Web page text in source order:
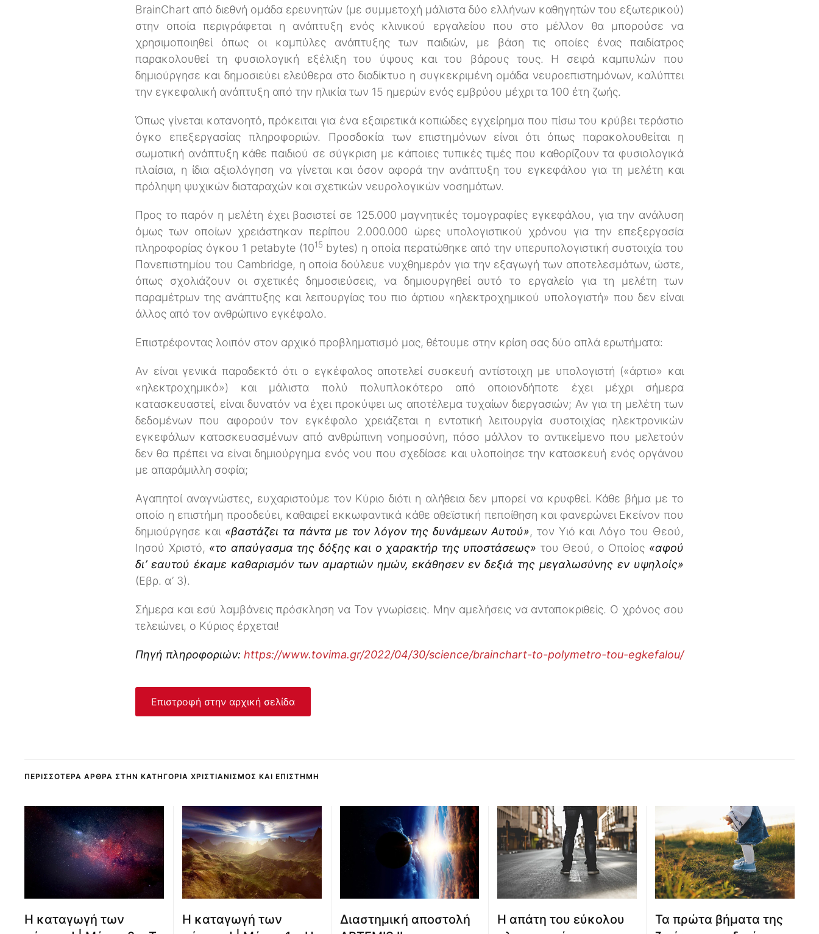
BrainChart από διεθνή ομάδα ερευνητών (με συμμετοχή μάλιστα δύο ελλήνων καθηγητών του εξωτερικού)
στην οποία περιγράφεται η ανάπτυξη ενός κλινικού εργαλείου που στο μέλλον θα μπορούσε να
χρησιμοποιηθεί όπως οι καμπύλες ανάπτυξης των παιδιών, με βάση τις οποίες ένας παιδίατρος
παρακολουθεί τη φυσιολογική εξέλιξη του ύψους και του βάρους τους. Η σειρά καμπυλών που
δημιούργησε και δημοσιεύει ελεύθερα στο διαδίκτυο η συγκεκριμένη ομάδα νευροεπιστημόνων, καλύπτει
την εγκεφαλική ανάπτυξη από την ηλικία των 15 ημερών ενός εμβρύου μέχρι τα 100 έτη ζωής.
Όπως γίνεται κατανοητό, πρόκειται για ένα εξαιρετικά κοπιώδες εγχείρημα που πίσω του κρύβει τεράστιο
όγκο επεξεργασίας πληροφοριών. Προσδοκία των επιστημόνων είναι ότι όπως παρακολουθείται η
σωματική ανάπτυξη κάθε παιδιού σε σύγκριση με κάποιες τυπικές τιμές που καθορίζουν τα φυσιολογικά
πλαίσια, η ίδια αξιολόγηση να γίνεται και όσον αφορά την ανάπτυξη του εγκεφάλου για τη μελέτη και
πρόληψη ψυχικών διαταραχών και σχετικών νευρολογικών νοσημάτων.
Προς το παρόν η μελέτη έχει βασιστεί σε 125.000 μαγνητικές τομογραφίες εγκεφάλου, για την ανάλυση
όμως των οποίων χρειάστηκαν περίπου 2.000.000 ώρες υπολογιστικού χρόνου για την επεξεργασία
πληροφορίας όγκου 1 petabyte (1015 bytes) η οποία περατώθηκε από την υπερυπολογιστική συστοιχία του
Πανεπιστημίου του Cambridge, η οποία δούλευε νυχθημερόν για την εξαγωγή των αποτελεσμάτων, ώστε,
όπως σχολιάζουν οι σχετικές δημοσιεύσεις, να δημιουργηθεί αυτό το εργαλείο για τη μελέτη των
παραμέτρων της ανάπτυξης και λειτουργίας του πιο άρτιου «ηλεκτροχημικού υπολογιστή» που δεν είναι
άλλος από τον ανθρώπινο εγκέφαλο.
Επιστρέφοντας λοιπόν στον αρχικό προβληματισμό μας, θέτουμε στην κρίση σας δύο απλά ερωτήματα:
Αν είναι γενικά παραδεκτό ότι ο εγκέφαλος αποτελεί συσκευή αντίστοιχη με υπολογιστή («άρτιο» και
«ηλεκτροχημικό») και μάλιστα πολύ πολυπλοκότερο από οποιονδήποτε έχει μέχρι σήμερα
κατασκευαστεί, είναι δυνατόν να έχει προκύψει ως αποτέλεμα τυχαίων διεργασιών; Αν για τη μελέτη των
δεδομένων που αφορούν τον εγκέφαλο χρειάζεται η εντατική λειτουργία συστοιχίας ηλεκτρονικών
εγκεφάλων κατασκευασμένων από ανθρώπινη νοημοσύνη, πόσο μάλλον το αντικείμενο που μελετούν
δεν θα πρέπει να είναι δημιούργημα ενός νου που σχεδίασε και υλοποίησε την κατασκευή ενός οργάνου
με απαράμιλλη σοφία;
Αγαπητοί αναγνώστες, ευχαριστούμε τον Κύριο διότι η αλήθεια δεν μπορεί να κρυφθεί. Κάθε βήμα με το
οποίο η επιστήμη προοδεύει, καθαιρεί εκκωφαντικά κάθε αθεϊστική πεποίθηση και φανερώνει Εκείνον που
δημιούργησε και «βαστάζει τα πάντα με τον λόγον της δυνάμεων Αυτού», τον Υιό και Λόγο του Θεού,
Ιησού Χριστό, «το απαύγασμα της δόξης και ο χαρακτήρ της υποστάσεως» του Θεού, ο Οποίος «αφού
δι’ εαυτού έκαμε καθαρισμόν των αμαρτιών ημών, εκάθησεν εν δεξιά της μεγαλωσύνης εν υψηλοίς»
(Εβρ. α’ 3).
Σήμερα και εσύ λαμβάνεις πρόσκληση να Τον γνωρίσεις. Μην αμελήσεις να ανταποκριθείς. Ο χρόνος σου
τελειώνει, ο Κύριος έρχεται!
Πηγή πληροφοριών: https://www.tovima.gr/2022/04/30/science/brainchart-to-polymetro-tou-egkefalou/
Επιστροφή στην αρχική σελίδα
ΠΕΡΙΣΣΌΤΕΡΑ ΆΡΘΡΑ ΣΤΗΝ ΚΑΤΗΓΟΡΊΑ ΧΡΙΣΤΙΑΝΙΣΜΌΣ ΚΑΙ ΕΠΙΣΤΉΜΗ
Η καταγωγή των
Η καταγωγή των
Διαστημική αποστολή
Η απάτη του εύκολου
Τα πρώτα βήματα της